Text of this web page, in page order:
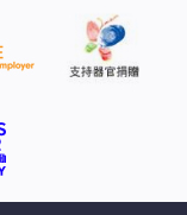
是誰……對附中很
實質行動，「是
被提出可以有結
學嗎」、「有些
，附中素質」。
Insta